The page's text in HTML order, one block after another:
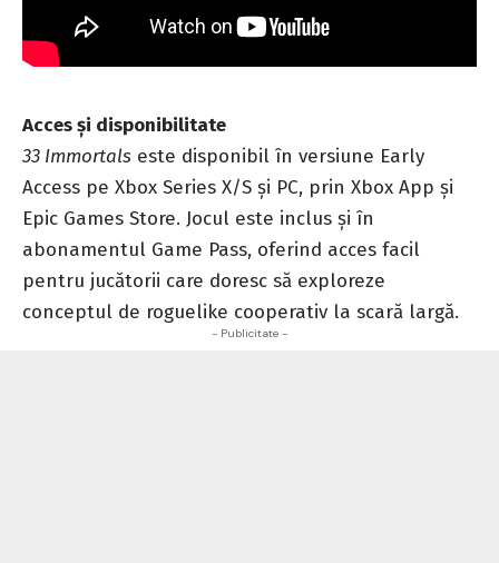
Acces și disponibilitate
33 Immortals este disponibil în versiune Early
Access pe Xbox Series X/S și PC, prin Xbox App și
Epic Games Store. Jocul este inclus și în
abonamentul Game Pass, oferind acces facil
pentru jucătorii care doresc să exploreze
conceptul de roguelike cooperativ la scară largă.
- Publicitate -